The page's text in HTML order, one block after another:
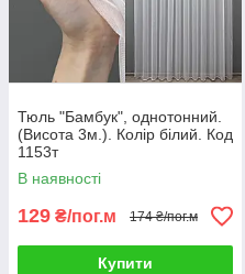
Тюль "Бамбук", однотонний.
(Висота 3м.). Колір білий. Код
1153т
В наявності
129 ₴/пог.м 174 ₴/пог.м
Купити